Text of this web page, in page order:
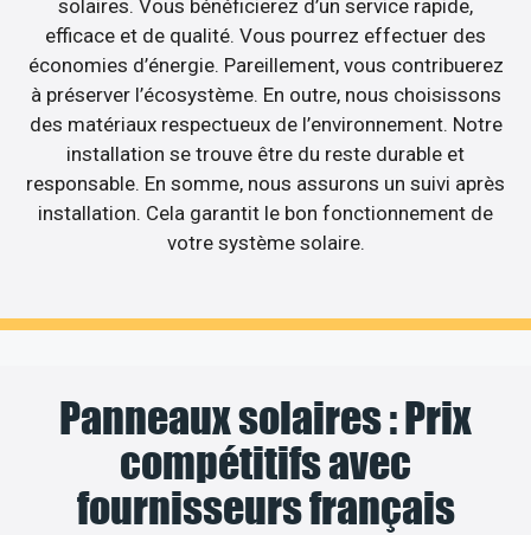
solaires. Vous bénéficierez d’un service rapide,
efficace et de qualité. Vous pourrez effectuer des
économies d’énergie. Pareillement, vous contribuerez
à préserver l’écosystème. En outre, nous choisissons
des matériaux respectueux de l’environnement. Notre
installation se trouve être du reste durable et
responsable. En somme, nous assurons un suivi après
installation. Cela garantit le bon fonctionnement de
votre système solaire.
Panneaux solaires : Prix
compétitifs avec
fournisseurs français